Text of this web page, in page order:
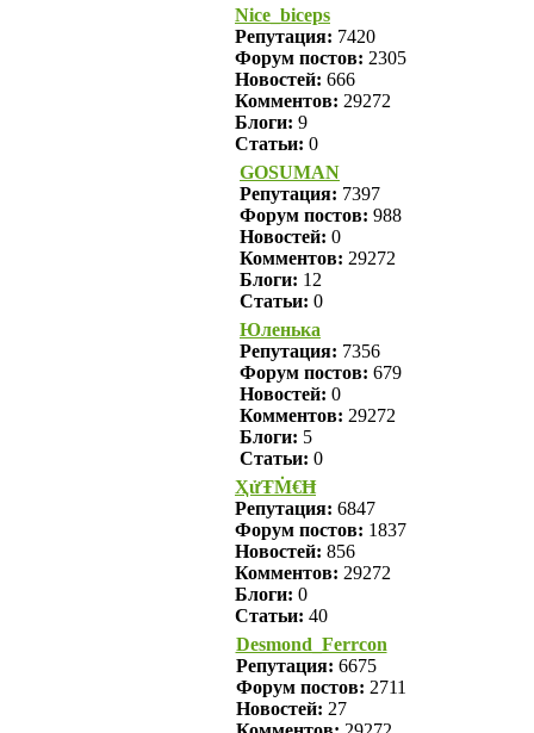
Nice_biceps
Репутация: 7420
Форум постов: 2305
Новостей: 666
Комментов: 29272
Блоги: 9
Статьи: 0
GOSUMAN
Репутация: 7397
Форум постов: 988
Новостей: 0
Комментов: 29272
Блоги: 12
Статьи: 0
Юленька
Репутация: 7356
Форум постов: 679
Новостей: 0
Комментов: 29272
Блоги: 5
Статьи: 0
ҲửŦṀ€Ħ
Репутация: 6847
Форум постов: 1837
Новостей: 856
Комментов: 29272
Блоги: 0
Статьи: 40
Desmond_Ferrcon
Репутация: 6675
Форум постов: 2711
Новостей: 27